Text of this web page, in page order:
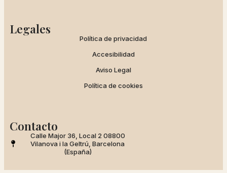
Legales
Política de privacidad
Accesibilidad
Aviso Legal
Política de cookies
Contacto
Calle Major 36, Local 2 08800
Vilanova i la Geltrú, Barcelona
(España)